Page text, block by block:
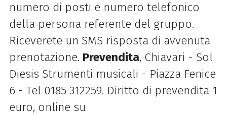
numero di posti e numero telefonico
della persona referente del gruppo.
Riceverete un SMS risposta di avvenuta
prenotazione. Prevendita, Chiavari - Sol
Diesis Strumenti musicali - Piazza Fenice
6 - Tel 0185 312259. Diritto di prevendita 1
euro, online su